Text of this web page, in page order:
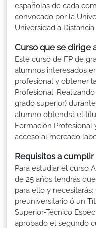
españolas de cada
convocado por la
Universidad a Distancia
Curso que se dirige
Este curso de FP de
alumnos interesados
profesional y obtener
Profesional.
grado superior)
alumno obtendrá el
Formación Profesional
acceso al mercado
Requisitos a cumplir
Para estudiar el curso
de 25 años tendrás
para ello y
preuniversitario ó un
Superior-Técnico
aprobado el segundo